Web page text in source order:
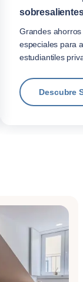
Grandes
especiales para
estudiantiles
Descubre